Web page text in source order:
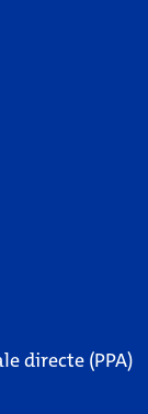
directe (PPA)